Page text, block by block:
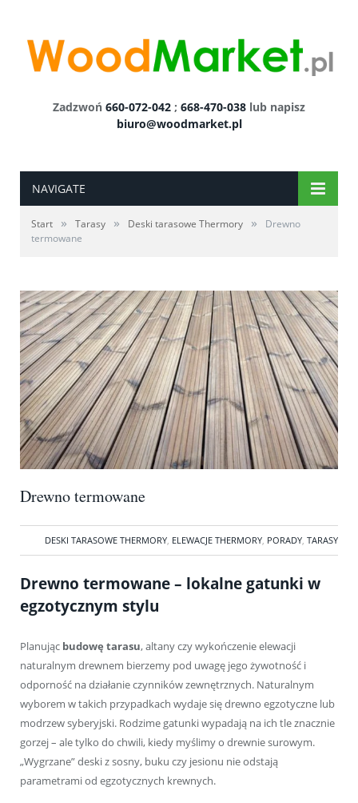
Zadzwoń 660-072-042 ; 668-470-038 lub napisz
biuro@woodmarket.pl
NAVIGATE
Start » Tarasy » Deski tarasowe Thermory »
Drewno
termowane
Drewno termowane
DESKI TARASOWE THERMORY, ELEWACJE THERMORY, PORADY, TARASY
Drewno termowane – lokalne gatunki w
egzotycznym stylu
Planując budowę tarasu, altany czy wykończenie elewacji
naturalnym drewnem bierzemy pod uwagę jego żywotność i
odporność na działanie czynników zewnętrznych. Naturalnym
wyborem w takich przypadkach wydaje się drewno egzotyczne lub
modrzew syberyjski. Rodzime gatunki wypadają na ich tle znacznie
gorzej – ale tylko do chwili, kiedy myślimy o drewnie surowym.
„Wygrzane” deski z sosny, buku czy jesionu nie odstają
parametrami od egzotycznych krewnych.